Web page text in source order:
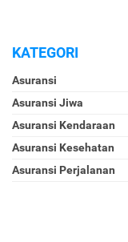
KATEGORI
Asuransi
Asuransi Jiwa
Asuransi Kendaraan
Asuransi Kesehatan
Asuransi Perjalanan